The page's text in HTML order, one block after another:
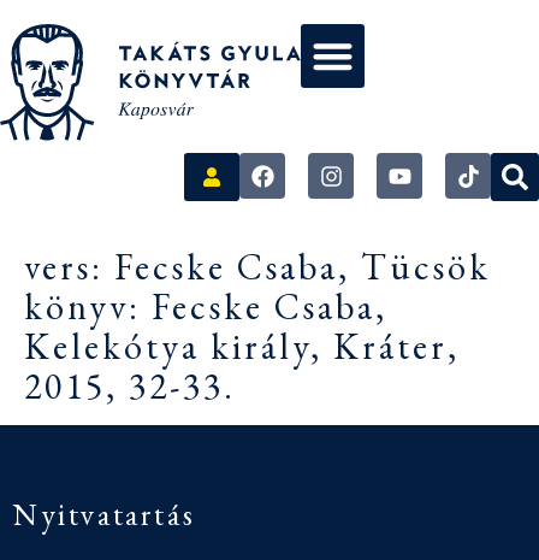
vers: Fecske Csaba, Tücsök
könyv: Fecske Csaba,
Kelekótya király, Kráter,
2015, 32-33.
Nyitvatartás